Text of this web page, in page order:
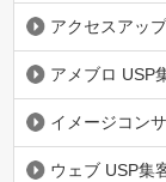
アクセスアッ
アメブロ USP
イメージコン
ウェブ USP集